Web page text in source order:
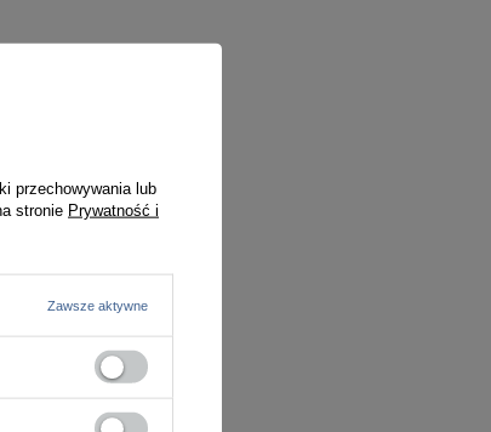
przechowywania lub
stronie Prywatność i
Zawsze aktywne